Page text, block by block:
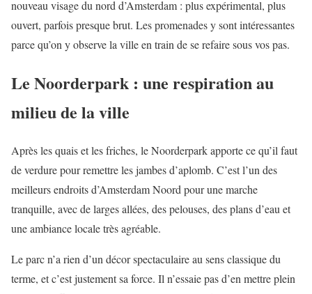
nouveau visage du nord d’Amsterdam : plus expérimental, plus
ouvert, parfois presque brut. Les promenades y sont intéressantes
parce qu’on y observe la ville en train de se refaire sous vos pas.
Le Noorderpark : une respiration au
milieu de la ville
Après les quais et les friches, le Noorderpark apporte ce qu’il faut
de verdure pour remettre les jambes d’aplomb. C’est l’un des
meilleurs endroits d’Amsterdam Noord pour une marche
tranquille, avec de larges allées, des pelouses, des plans d’eau et
une ambiance locale très agréable.
Le parc n’a rien d’un décor spectaculaire au sens classique du
terme, et c’est justement sa force. Il n’essaie pas d’en mettre plein